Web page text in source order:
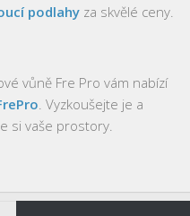
podlahy za skvělé ceny.
vůně Fre Pro vám nabízí
. Vyzkoušejte je a
si vaše prostory.